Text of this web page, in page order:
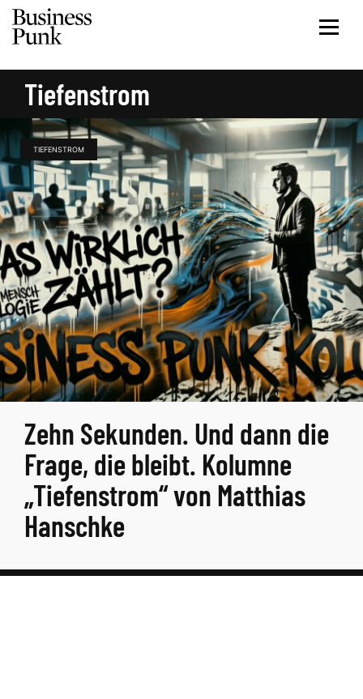
Tiefenstrom
TIEFENSTROM
Zehn Sekunden. Und dann die
Frage, die bleibt. Kolumne
„Tiefenstrom“ von Matthias
Hanschke